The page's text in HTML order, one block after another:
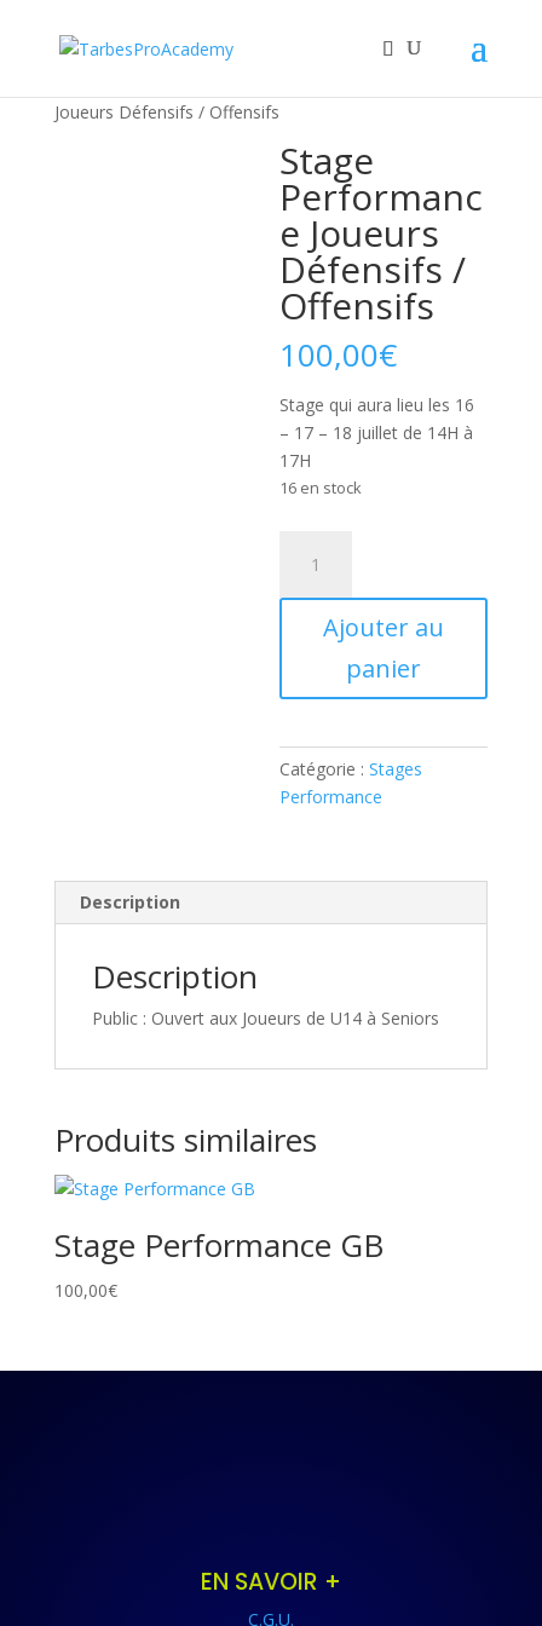
Joueurs Défensifs / Offensifs
Stage
Performanc
e Joueurs
Défensifs /
Offensifs
100,00€
Stage qui aura lieu les 16
– 17 – 18 juillet de 14H à
17H
16 en stock
Stage
Performance
Défensifs
Ajouter au
panier
Catégorie :Stages
Performance
Description
Description
Public : Ouvert aux Joueurs de U14 à Seniors
Produits similaires
Stage Performance GB
100,00€
EN SAVOIR +
C.G.U.